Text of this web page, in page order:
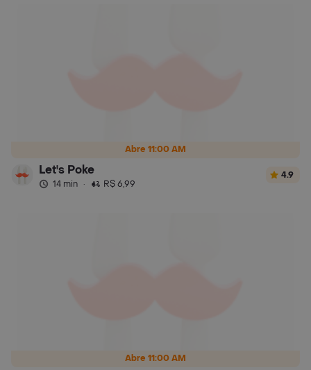
Abre 11:00 AM
Let's Poke
14 min · R$ 6,99
4.9
Abre 11:00 AM